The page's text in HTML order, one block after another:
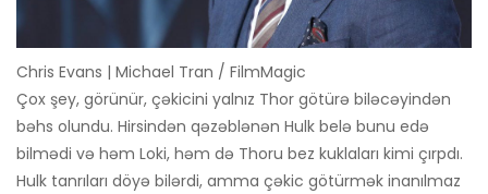
Chris Evans | Michael Tran / FilmMagic
Çox şey, görünür, çəkicini yalnız Thor götürə biləcəyindən
bəhs olundu. Hirsindən qəzəblənən Hulk belə bunu edə
bilmədi və həm Loki, həm də Thoru bez kuklaları kimi çırpdı.
Hulk tanrıları döyə bilərdi, amma çəkic götürmək inanılmaz